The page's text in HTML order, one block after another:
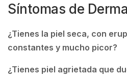
Síntomas de
¿Tienes la piel seca, con
constantes y mucho picor?
¿Tienes piel agrietada que